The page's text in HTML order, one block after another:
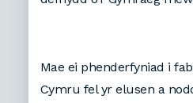
Mae ei phenderfyniad i
Cymru fel yr elusen a